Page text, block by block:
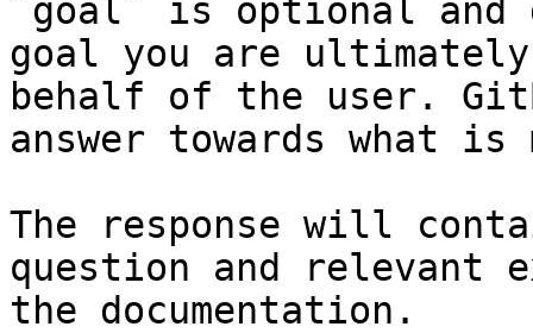
`goal` is optional and
goal you are
behalf of the user.
answer towards what
The response will
question and relevant
the documentation.